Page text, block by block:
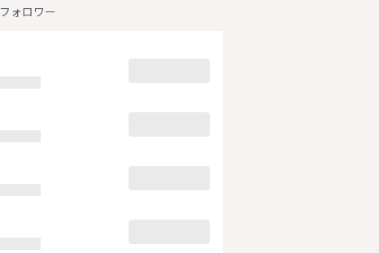
フォロワー